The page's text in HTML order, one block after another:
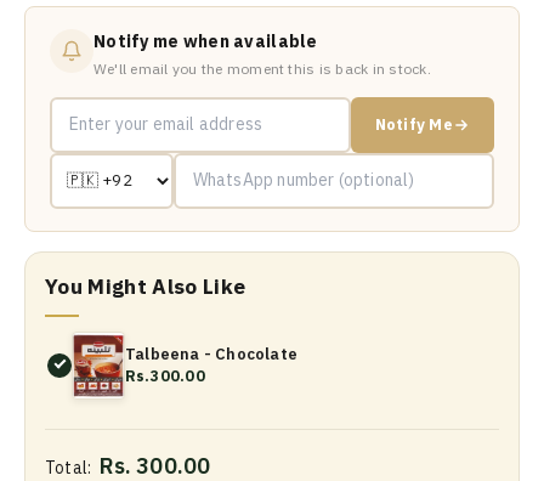
Notify me when available
We'll email you the moment this is back in stock.
Notify Me
You Might Also Like
Talbeena - Chocolate
Rs.300.00
Total: Rs. 300.00